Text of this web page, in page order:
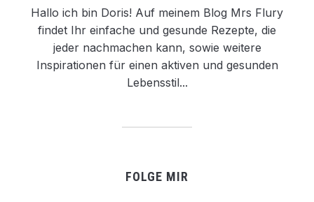
Hallo ich bin Doris! Auf meinem Blog Mrs Flury
findet Ihr einfache und gesunde Rezepte, die
jeder nachmachen kann, sowie weitere
Inspirationen für einen aktiven und gesunden
Lebensstil...
FOLGE MIR